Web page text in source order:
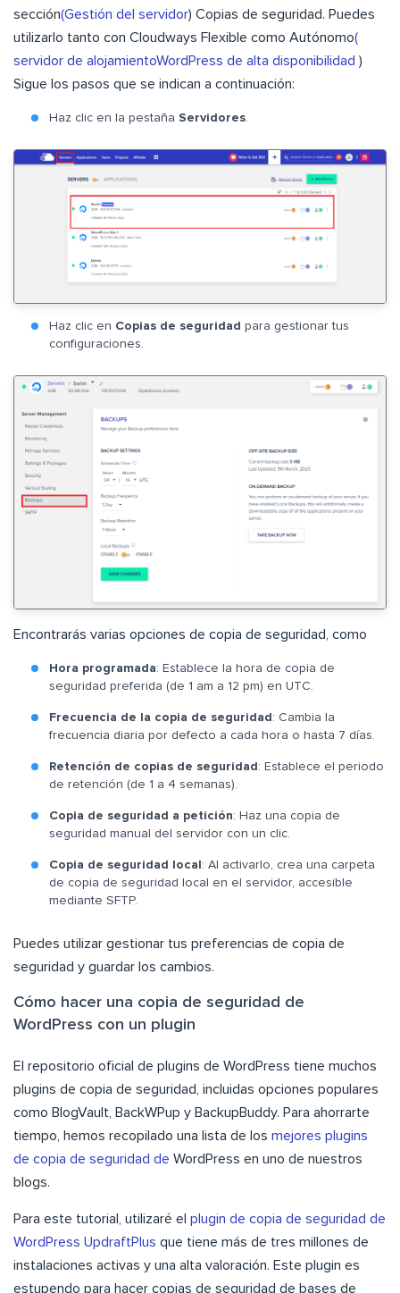
sección(Gestión del servidor) Copias de seguridad. Puedes
utilizarlo tanto con Cloudways Flexible como Autónomo(
servidor de alojamientoWordPress de alta disponibilidad )
Sigue los pasos que se indican a continuación:
Haz clic en la pestaña Servidores.
Haz clic en Copias de seguridad para gestionar tus
configuraciones.
Encontrarás varias opciones de copia de seguridad, como
Hora programada: Establece la hora de copia de
seguridad preferida (de 1 am a 12 pm) en UTC.
Frecuencia de la copia de seguridad: Cambia la
frecuencia diaria por defecto a cada hora o hasta 7 días.
Retención de copias de seguridad: Establece el periodo
de retención (de 1 a 4 semanas).
Copia de seguridad a petición: Haz una copia de
seguridad manual del servidor con un clic.
Copia de seguridad local: Al activarlo, crea una carpeta
de copia de seguridad local en el servidor, accesible
mediante SFTP.
Puedes utilizar gestionar tus preferencias de copia de
seguridad y guardar los cambios.
Cómo hacer una copia de seguridad de
WordPress con un plugin
El repositorio oficial de plugins de WordPress tiene muchos
plugins de copia de seguridad, incluidas opciones populares
como BlogVault, BackWPup y BackupBuddy. Para ahorrarte
tiempo, hemos recopilado una lista de los mejores plugins
de copia de seguridad de WordPress en uno de nuestros
blogs.
Para este tutorial, utilizaré el plugin de copia de seguridad de
WordPress UpdraftPlus que tiene más de tres millones de
instalaciones activas y una alta valoración. Este plugin es
estupendo para hacer copias de seguridad de bases de